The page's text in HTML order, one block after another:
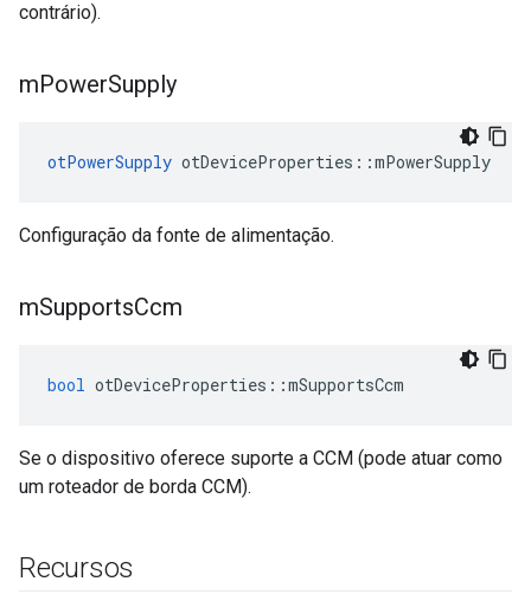
contrário).
mPowerSupply
otPowerSupply otDeviceProperties ::mPowerSupply
Configuração da fonte de alimentação.
mSupportsCcm
bool otDeviceProperties ::mSupportsCcm
Se o dispositivo oferece suporte a CCM (pode atuar como
um roteador de borda CCM).
Recursos